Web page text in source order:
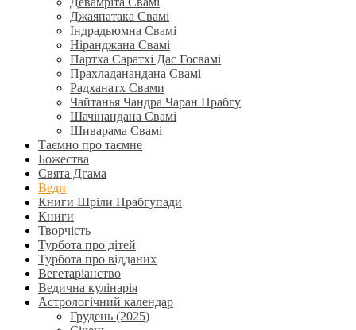
Джаяпатака Свамі
Індрадьюмна Свамі
Ніранджана Свамі
Партха Саратхі Дас Госвамі
Прахладанандана Свамі
Радханатх Свами
Чайтанья Чандра Чаран Прабгу
Шачінандана Свамі
Шиварама Свамі
Таємно про таємне
Божества
Свята Дгама
Веди
Книги Шріли Прабгупади
Книги
Творчість
Турбота про дітей
Турбота про відданих
Вегетаріанство
Ведична кулінарія
Астрологічний календар
Грудень (2025)